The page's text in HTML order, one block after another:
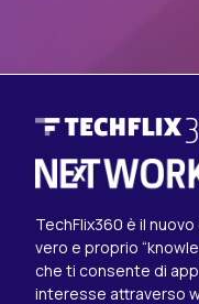
TechFlix360 è il
vero e proprio
che ti consente di
interesse attraverso